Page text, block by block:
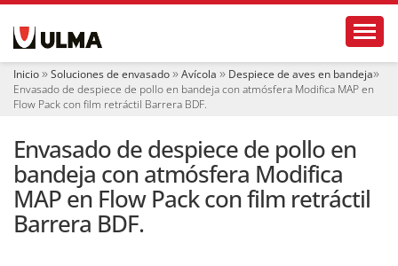
e Inicio Soluciones de envasado Avícola
Despiece de aves en bandeja
Envasado de despiece de pollo en bandeja con atmósfera Modifica MAP en
Flow Pack con film retráctil Barrera BDF.
Envasado de despiece de pollo en
bandeja con atmósfera Modifica
MAP en Flow Pack con film retráctil
Barrera BDF.